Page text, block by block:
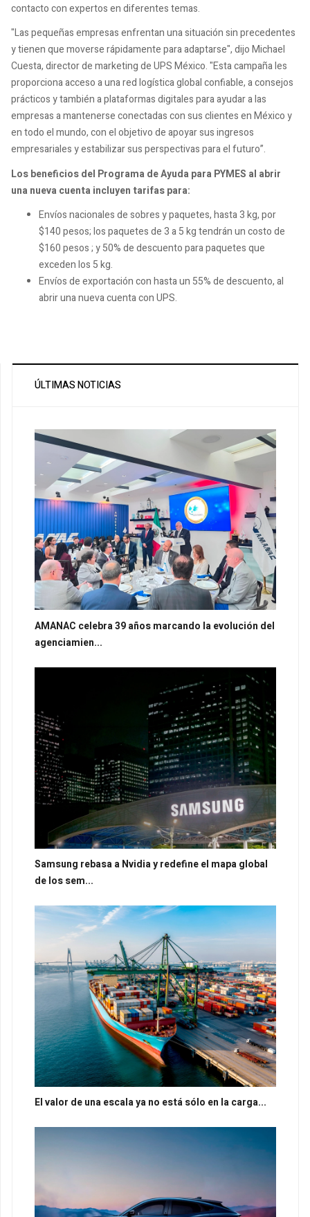
contacto con expertos en diferentes temas.
"Las pequeñas empresas enfrentan una situación sin precedentes
y tienen que moverse rápidamente para adaptarse", dijo Michael
Cuesta, director de marketing de UPS México. "Esta campaña les
proporciona acceso a una red logística global confiable, a consejos
prácticos y también a plataformas digitales para ayudar a las
empresas a mantenerse conectadas con sus clientes en México y
en todo el mundo, con el objetivo de apoyar sus ingresos
empresariales y estabilizar sus perspectivas para el futuro”.
Los beneficios del Programa de Ayuda para PYMES al abrir
una nueva cuenta incluyen tarifas para:
Envíos nacionales de sobres y paquetes, hasta 3 kg, por
$140 pesos; los paquetes de 3 a 5 kg tendrán un costo de
$160 pesos ; y 50% de descuento para paquetes que
exceden los 5 kg.
Envíos de exportación con hasta un 55% de descuento, al
abrir una nueva cuenta con UPS.
ÚLTIMAS NOTICIAS
AMANAC celebra 39 años marcando la evolución del
agenciamien...
Samsung rebasa a Nvidia y redefine el mapa global
de los sem...
El valor de una escala ya no está sólo en la carga...